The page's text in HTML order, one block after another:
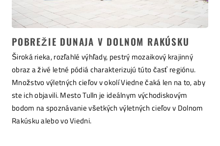
POBREŽIE DUNAJA V DOLNOM RAKÚSKU
Široká rieka, rozľahlé výhľady, pestrý mozaikový krajinný
obraz a živé letné pódiá charakterizujú túto časť regiónu.
Množstvo výletných cieľov v okolí Viedne čaká len na to, aby
ste ich objavili. Mesto Tulln je ideálnym východiskovým
bodom na spoznávanie všetkých výletných cieľov v Dolnom
Rakúsku alebo vo Viedni.